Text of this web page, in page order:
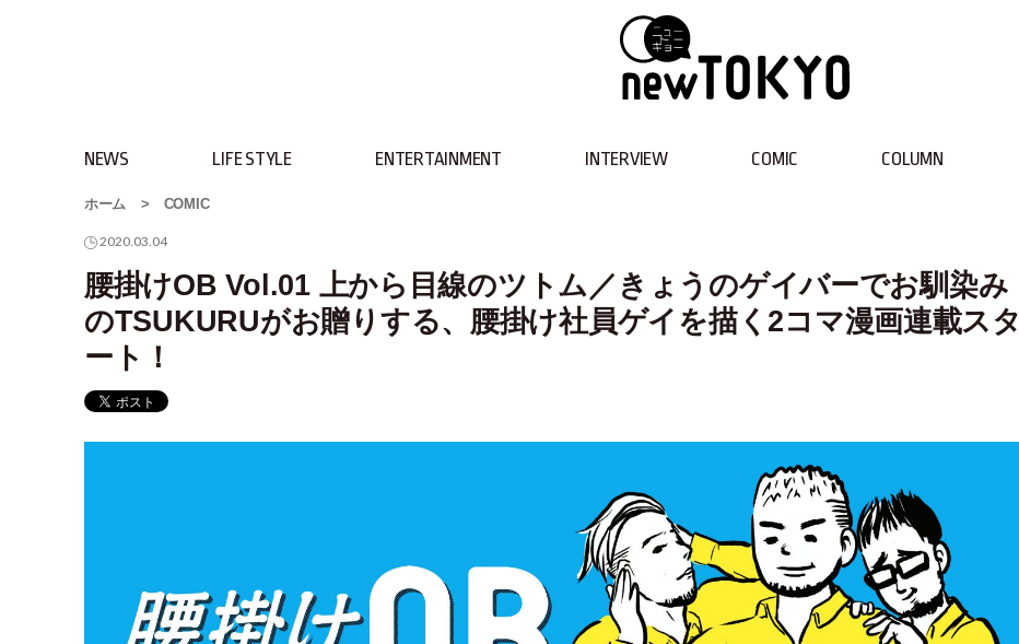
NEWS LIFE STYLE ENTERTAINMENT INTERVIEW COMIC COLUMN
ホーム > COMIC
2020.03.04
腰掛けOB Vol.01 上から目線のツトム／きょうのゲイバーでお馴染み
のTSUKURUがお贈りする、腰掛け社員ゲイを描く2コマ漫画連載スタ
ート！